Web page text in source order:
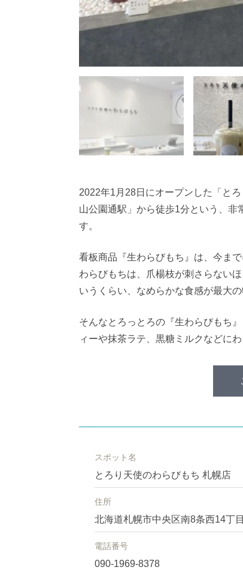
2022年1月28日にオープンした「と
山公園通駅」から徒歩1分という、非
す。
看板商品『生わらびもち』は、今ま
わらびもちは、爪楊枝が刺さらない
いうくらい、なめらかな食感が最大の
そんなとろっとろの『生わらびもち
ィーや抹茶ラテ、黒糖ミルクなどに
スポット名
とろり天使のわらびもち 札幌店
住所
北海道札幌市中央区南8条西14丁
電話番号
090-1969-8378